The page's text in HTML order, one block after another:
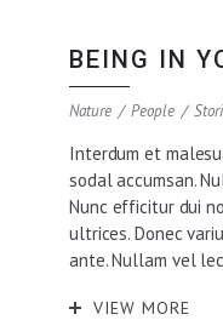
BEING IN
Nature People
Interdum et
sodal accumsan.
Nunc efficitur dui
ultrices. Donec
ante. Nullam vel
VIEW MORE